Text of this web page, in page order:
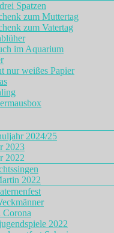
Spatzen
zum Muttertag
zum Vatertag
im Aquarium
nur weißes Papier
2024/25
2023
2022
2022
Corona
2022